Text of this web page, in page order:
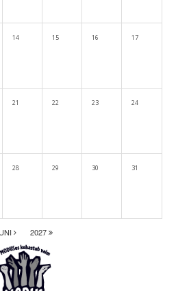
meestele, naistele. Kõigile tasemetele
14 15 16 17
meestele, naistele. Kõigile tasemetele
21 22 23 24
meestele, naistele. Kõigile tasemetele
28 29 30 31
2027